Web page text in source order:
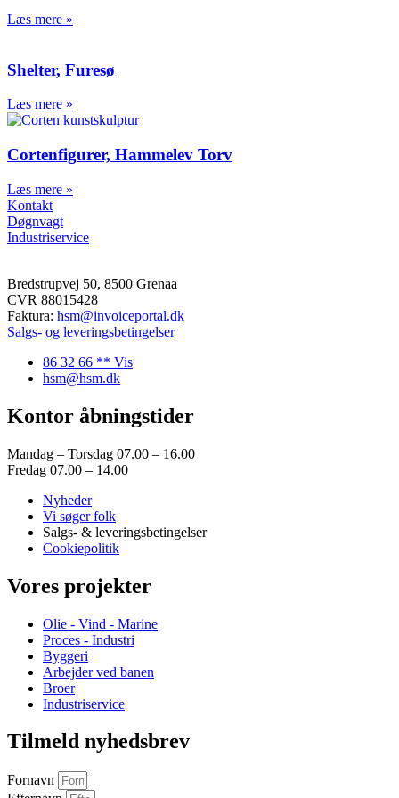
Kulturværftet Helsingør
Københavns Hovedbanegård
Cykelparkering
Cykeloverdækning
Hellerup Station
Hedehusene Station
Campus Karen Blixens Plads
Nørreport Station
Byrum / Design
Landstrømsanlæg
Glasgang Operaparken København
Søjler, værn og bedkanter i forlystelsespark
Massiv træbænk, Aarhus Ø
Kunstværk, Grenaa By
De 5 planeter, Haarhs Skoles sportshal
Facadeinventar detailhandel
Skulpturer børnenes hovedstad i Billund
Holmens Kirke, København
Kunstcenter Silkeborg Bad
Byrumsinventar, Navitas Aarhus
Mobilt opholdsrum, Aarhus Kommune
Salling Tårnet
Hammelev Torv, Djursland
Cortenstål
Læs mere »
Shelter, Furesø
Læs mere »
Cortenfigurer, Hammelev Torv
Læs mere »
Kontakt
Døgnvagt
Industriservice
Bredstrupvej 50, 8500 Grenaa
CVR 88015428
Faktura: hsm@invoiceportal.dk
Salgs- og leveringsbetingelser
86 32 66 ** Vis
hsm@hsm.dk
Kontor åbningstider
Mandag – Torsdag 07.00 – 16.00
Fredag 07.00 – 14.00
Nyheder
Vi søger folk
Salgs- & leveringsbetingelser
Cookiepolitik
Vores projekter
Olie - Vind - Marine
Proces - Industri
Byggeri
Arbejder ved banen
Broer
Industriservice
Tilmeld nyhedsbrev
Fornavn